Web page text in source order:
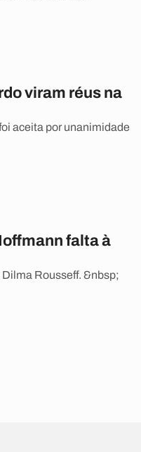
viram réus na
aceita por unanimidade
falta à
Rousseff. &nbsp;